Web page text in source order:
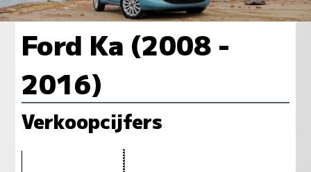
Ford Ka (2008 -
2016)
Verkoopcijfers
2248